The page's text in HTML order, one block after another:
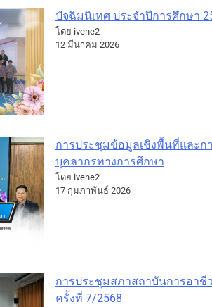
ปัจฉิมนิเทศ ประจำปีการศึกษา
โดย ivene2
12 มีนาคม 2026
การประชุมข้อมูลเชิงพื้นที่และก
บุคลากรทางการศึกษา
โดย ivene2
17 กุมภาพันธ์ 2026
การประชุมสภาสถาบันการอาชี
ครั้งที่ 7/2568